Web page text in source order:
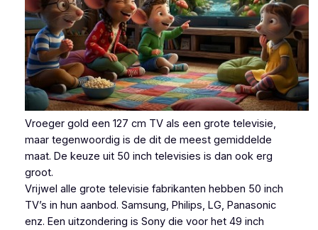
Vroeger gold een 127 cm TV als een grote televisie,
maar tegenwoordig is de dit de meest gemiddelde
maat. De keuze uit 50 inch televisies is dan ook erg
groot.
Vrijwel alle grote televisie fabrikanten hebben 50 inch
TV’s in hun aanbod. Samsung, Philips, LG, Panasonic
enz. Een uitzondering is Sony die voor het 49 inch